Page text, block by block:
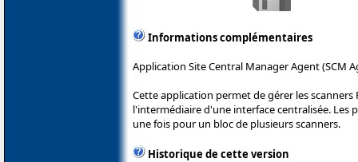
Informations complémentaires
Application Site Central Manager Agent (SCM
Cette application permet de gérer les scanners
l'intermédiaire d'une interface centralisée. Les
une fois pour un bloc de plusieurs scanners.
Historique de cette version